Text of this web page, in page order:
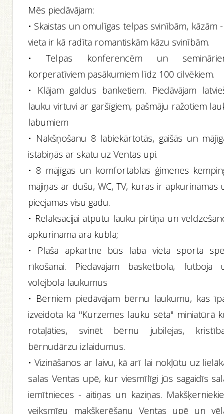
Mēs piedāvājam:
• Skaistas un omulīgas telpas svinībām, kāzām
vieta ir kā radīta romantiskām kāzu svinībām.
• Telpas konferencēm un
korperatīviem pasākumiem līdz 100 cilvēkiem.
• Klājam galdus banketiem. Piedāvājam
lauku virtuvi ar garšīgiem, pašmāju ražotiem
labumiem
• Nakšņošanu 8 labiekārtotās, gaišās un
istabiņās ar skatu uz Ventas upi.
• 8 mājīgas un komfortablas ģimenes
mājiņas ar dušu, WC, TV, kuras ir apkurināmas
pieejamas visu gadu.
• Relaksācijai atpūtu lauku pirtiņā un
apkurināmā āra kublā;
• Plašā apkārtne būs laba vieta sporta
rīkošanai. Piedāvājam basketbola, futboja
volejbola laukumus
• Bērniem piedāvājam bērnu laukumu, kas
izveidota kā "Kurzemes lauku sēta" miniatūrā
rotaļāties, svinēt bērnu jubilejas,
bērnudārzu izlaidumus.
• Vizināšanos ar laivu, kā arī lai nokļūtu uz
salas Ventas upē, kur viesmīlīgi jūs sagaidīs
iemītnieces - aitiņas un kaziņas.
veiksmīgu makšķerēšanu Ventas upē un